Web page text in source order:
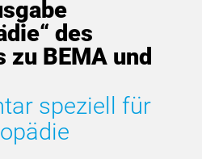
des
zu BEMA und
speziell für